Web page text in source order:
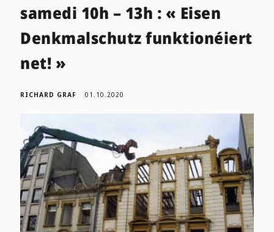
samedi 10h – 13h : « Eisen
Denkmalschutz funktionéiert
net! »
RICHARD GRAF 01.10.2020